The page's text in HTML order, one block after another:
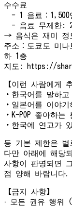
수수료
- 1 음료：1,500
- 음료 무제한:
→ 음식은 재미 정
주소：도쿄도 미
하 1층
지도: https://
【이런 사람에게 추
・한국어를 말하
・일본어를 이야
・K-POP 좋아하는
・한국에 연고가
등 기본 제한은 별
다만 아래에 해당
사항이 판명되면
점 양해 바랍니다.
【금지 사항】
· 모든 권유 행위